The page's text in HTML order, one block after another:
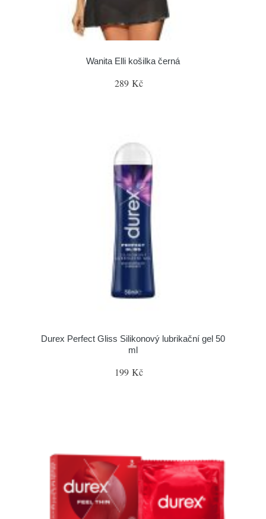
Wanita Elli košilka černá
289 Kč
Durex Perfect Gliss Silikonový lubrikační gel 50
ml
199 Kč